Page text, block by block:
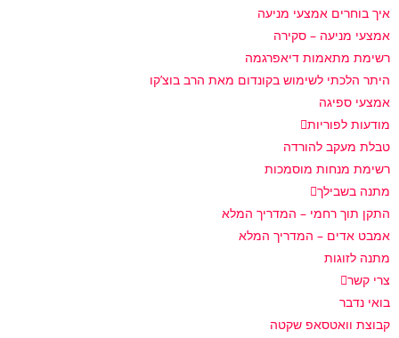
איך בוחרים אמצעי מניעה
אמצעי מניעה – סקירה
רשימת מתאמות דיאפרגמה
היתר הלכתי לשימוש בקונדום מאת הרב בוצ’קו
אמצעי ספיגה
מודעות לפוריות
טבלת מעקב להורדה
רשימת מנחות מוסמכות
מתנה בשבילך
התקן תוך רחמי – המדריך המלא
אמבט אדים – המדריך המלא
מתנה לזוגות
צרי קשר
בואי נדבר
קבוצת וואטסאפ שקטה